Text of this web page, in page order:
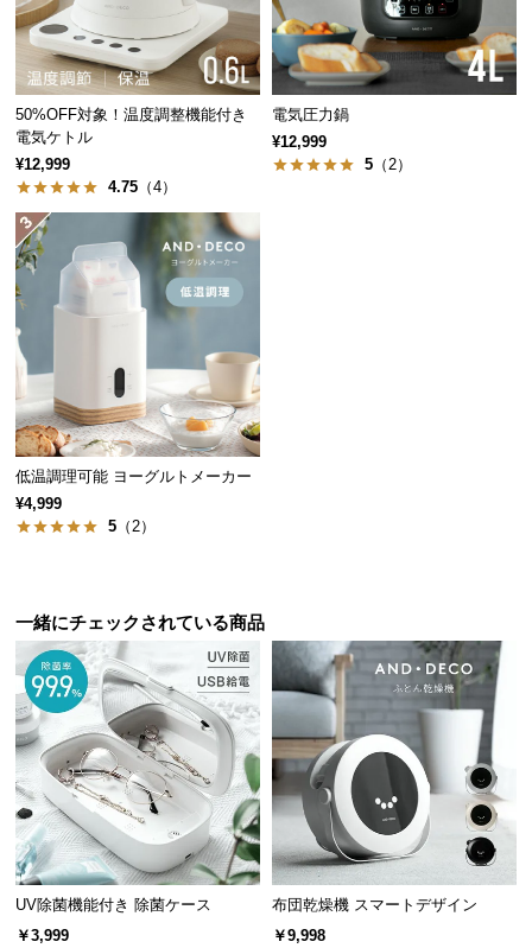
配
送
に
つ
い
て
小
型
品
に
つ
い
て
置
サ
ー
ビ
ス
に
つ
い
て
搬
入
湯沸かし時間目安
カップ1杯
(約140ml)
カップ2杯
(約280ml)
0.6L
カップ1杯なら約 80
リアルタイムのデジタル温度表示
現在の温度が一目でわかるデジタル表示。沸騰させ
たお湯を少し冷まして使いたい時にも便利です。
50%OFF対象！温度調整機能付き
電気ケトル
¥12,999
4.75 （4）
電気圧力鍋
¥12,999
5 （2）
低温調理可能 ヨーグルトメーカー
¥4,999
5 （2）
一緒にチェックされている商品
UV除菌機能付き 除菌ケース
￥3,999
布団乾燥機 スマートデザイン
￥9,998